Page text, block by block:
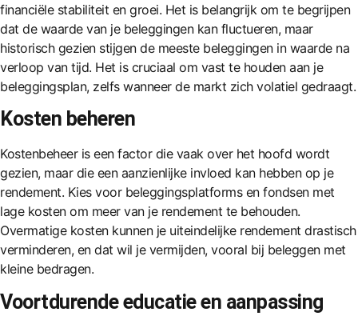
financiële stabiliteit en groei. Het is belangrijk om te begrijpen
dat de waarde van je beleggingen kan fluctueren, maar
historisch gezien stijgen de meeste beleggingen in waarde na
verloop van tijd. Het is cruciaal om vast te houden aan je
beleggingsplan, zelfs wanneer de markt zich volatiel gedraagt.
Kosten beheren
Kostenbeheer is een factor die vaak over het hoofd wordt
gezien, maar die een aanzienlijke invloed kan hebben op je
rendement. Kies voor beleggingsplatforms en fondsen met
lage kosten om meer van je rendement te behouden.
Overmatige kosten kunnen je uiteindelijke rendement drastisch
verminderen, en dat wil je vermijden, vooral bij beleggen met
kleine bedragen.
Voortdurende educatie en aanpassing